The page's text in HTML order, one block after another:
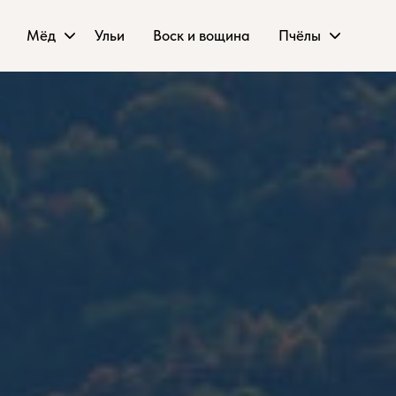
Мёд Ульи Воск и вощина Пчёлы